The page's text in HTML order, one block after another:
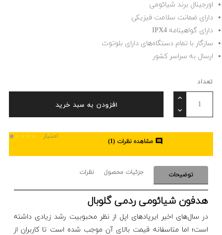
اورجینال برند شیائومی
دارای ضمانت سلامت فیزیکی
دارای گواهینامه IPX4
سازگار با تمام دستگاه‌های دارای بلوتوث
ارسال به سراسر کشور
تعداد
افزودن به سبد خرید
امتیاز
 مشاهده نظرات (1
)
توضیحات جزئیات محصول نظرات
هدفون شیائومی ردمی گلوبال
در سال‌های اخیر ایرپاد‌های اپل از نظر محبوبیت رشد زیادی داشته
است؛ اما متاسفانه قیمت بالای آن موجب شده است تا کاربران از